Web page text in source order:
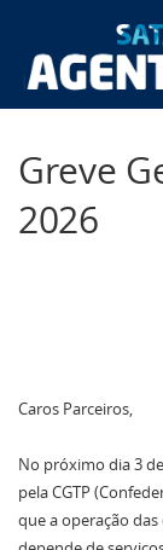
conteúdo
Greve
2026
Caros Parceiros,
No próximo dia 3
pela CGTP
que a operação das